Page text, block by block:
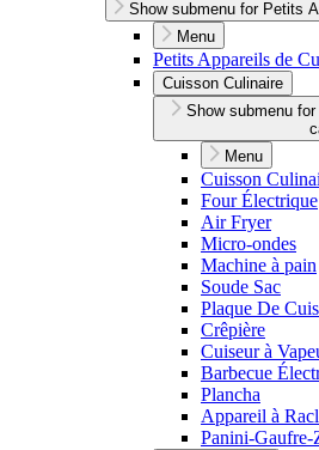
Show submenu for Petits
Menu
Petits Appareils de
Cuisson Culinaire
Show submenu
Menu
Cuisson
Four Électrique
Air Fryer
Micro-ondes
Machine à pain
Soude Sac
Plaque De
Crêpière
Cuiseur à
Barbecue
Plancha
Appareil à
Panini-Gaufre-